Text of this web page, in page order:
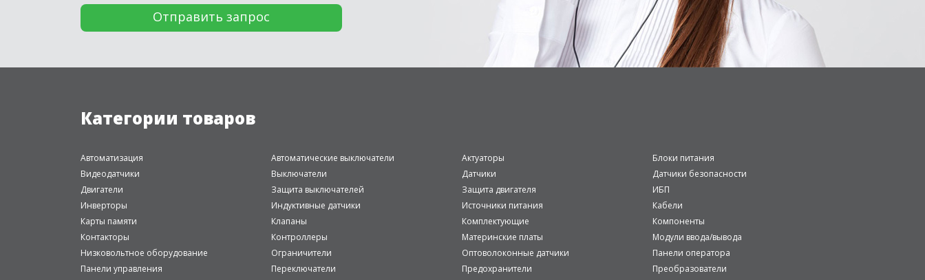
Категории товаров
Автоматизация Автоматические выключатели Актуаторы
Блоки питания
Видеодатчики
Выключатели Датчики
Датчики безопасности
Двигатели
Защита выключателей Защита двигателя
ИБП
Инверторы
Индуктивные датчики Источники питания
Кабели
Карты памяти
Клапаны Комплектующие
Компоненты
Контакторы
Контроллеры Материнские платы
Модули ввода/вывода
Низковольтное оборудование
Ограничители Оптоволоконные датчики
Панели оператора
Панели управления
Переключатели Предохранители
Преобразователи